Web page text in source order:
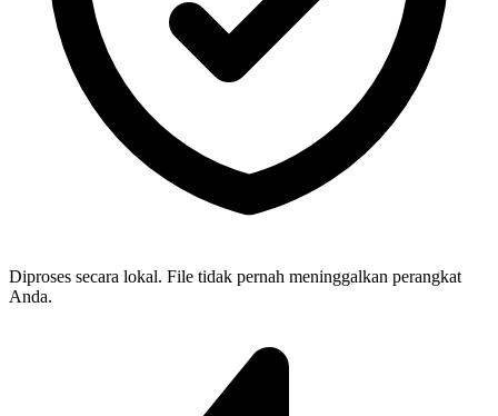
Diproses secara lokal. File tidak pernah meninggalkan perangkat
Anda.